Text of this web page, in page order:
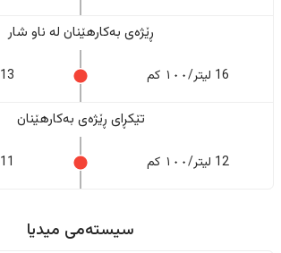
ڕێژەى بەکارهێنان له ناو شار
16 لیتر/١٠٠ کم 13 لیتر/١٠٠ کم
تێکڕای ڕێژەى بەکارهێنان
12 لیتر/١٠٠ کم 11 لیتر/١٠٠ کم
سیستەمی میدیا